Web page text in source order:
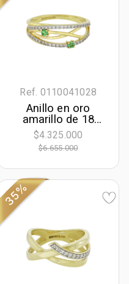
Ref. 0110041028
Anillo en oro
amarillo de 18
Kilates, con 2
esmeraldas
centrales de 0.08
diamantes de 0.20
$4.325.000
$6.655.000
35%